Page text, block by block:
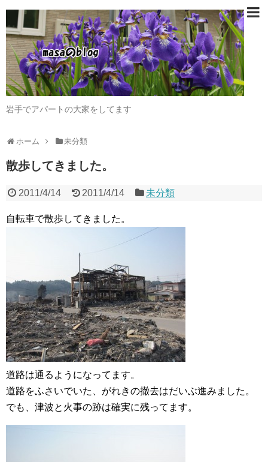
岩手でアパートの大家をしてます
ホーム 未分類
散歩してきました。
2011/4/14 2011/4/14 未分類
自転車で散歩してきました。
道路は通るようになってます。
道路をふさいでいた、がれきの撤去はだいぶ進みました。
でも、津波と火事の跡は確実に残ってます。